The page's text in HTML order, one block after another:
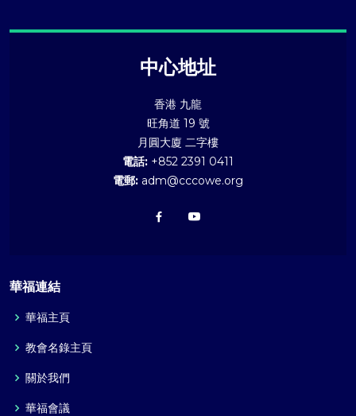
中心地址
香港 九龍
旺角道 19 號
月圓大廈 二字樓
電話: +852 2391 0411
電郵: adm@cccowe.org
華福連結
華福主頁
教會名錄主頁
關於我們
華福會議